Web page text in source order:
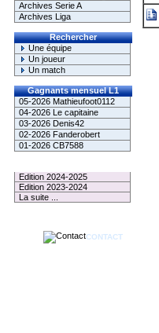
Archives Serie A
Archives Liga
Rechercher
Une équipe
Un joueur
Un match
Gagnants mensuel L1
05-2026 Mathieufoot0112
04-2026 Le capitaine
03-2026 Denis42
02-2026 Fanderobert
01-2026 CB7588
Edition 2024-2025
Edition 2023-2024
La suite ...
CONTACT